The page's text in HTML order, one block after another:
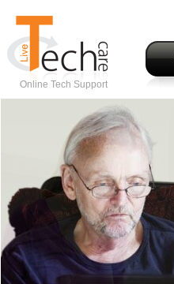
Online Tech Support